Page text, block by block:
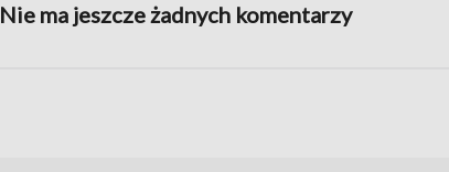
Nie ma jeszcze żadnych komentarzy